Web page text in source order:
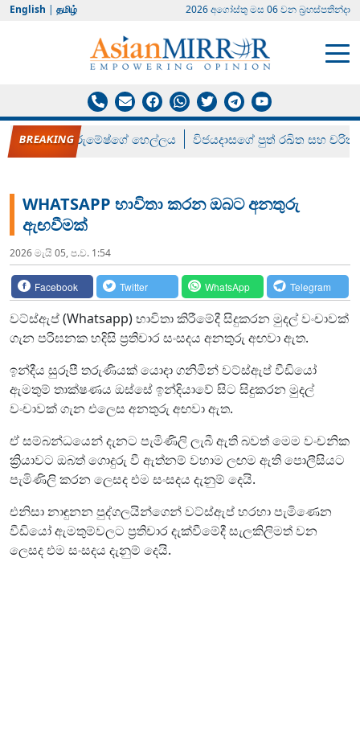
English | தமிழ் 2026 අගෝස්‍තු මස 06 වන බ්‍රහස්පතින්දා
රන් ගෙනා රුමේෂ්ගේ හෙල්ලය විජයදාසගේ පුත් රඛිත සහ චරිත්
WHATSAPP භාවිතා කරන ඔබට අනතුරු
ඇඟවීමක්
2026 මැයි 05, ප.ව. 1:54
Facebook Twitter WhatsApp Telegram
වට්ස්ඇප් (Whatsapp) භාවිතා කිරීමේදී සිදුකරන මුදල් වංචාවක්
ගැන පරිඝනක හදිසි ප්‍රතිචාර සංසදය අනතුරු අඟවා ඇත.
ඉන්දීය සුරූපී තරුණියක් යොදා ගනිමින් වට්ස්ඇප් වීඩියෝ
ඇමතුම් තාක්ෂණය ඔස්සේ ඉන්දියාවේ සිට සිදුකරන මුදල්
වංචාවක් ගැන එලෙස අනතුරු අඟවා ඇත.
ඒ සම්බන්ධයෙන් දැනට පැමිණිලි ලැබී ඇති බවත් මෙම වංචනික
ක්‍රියාවට ඔබත් ගොදුරු වී ඇත්නම් වහාම ලඟම ඇති පොලීසියට
පැමිණිලි කරන ලෙසද එම සංසදය දැනුම් දෙයි.
එනිසා නාඳුනන පුද්ගලයින්ගෙන් වට්ස්ඇප් හරහා පැමිණෙන
වීඩියෝ ඇමතුම්වලට ප්‍රතිචාර දැක්වීමේදී සැලකිලිමත් වන
ලෙසද එම සංසදය දැනුම් දෙයි.